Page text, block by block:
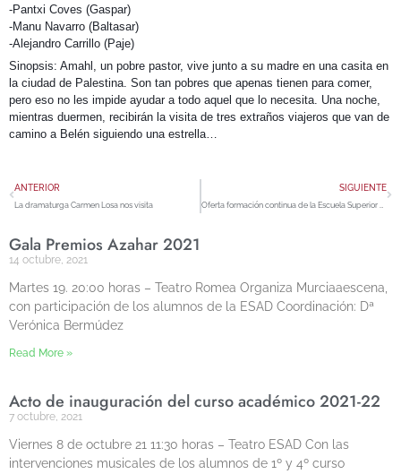
-Pantxi Coves (Gaspar)
-Manu Navarro (Baltasar)
-Alejandro Carrillo (Paje)
Sinopsis: Amahl, un pobre pastor, vive junto a su madre en una casita en
la ciudad de Palestina. Son tan pobres que apenas tienen para comer,
pero eso no les impide ayudar a todo aquel que lo necesita. Una noche,
mientras duermen, recibirán la visita de tres extraños viajeros que van de
camino a Belén siguiendo una estrella…
ANTERIOR
La dramaturga Carmen Losa nos visita
SIGUIENTE
Gala Premios Azahar 2021
14 octubre, 2021
Martes 19. 20:00 horas – Teatro Romea Organiza Murciaaescena,
con participación de los alumnos de la ESAD Coordinación: Dª
Verónica Bermúdez
Read More »
Acto de inauguración del curso académico 2021-22
7 octubre, 2021
Viernes 8 de octubre 21 11:30 horas – Teatro ESAD Con las
intervenciones musicales de los alumnos de 1º y 4º curso